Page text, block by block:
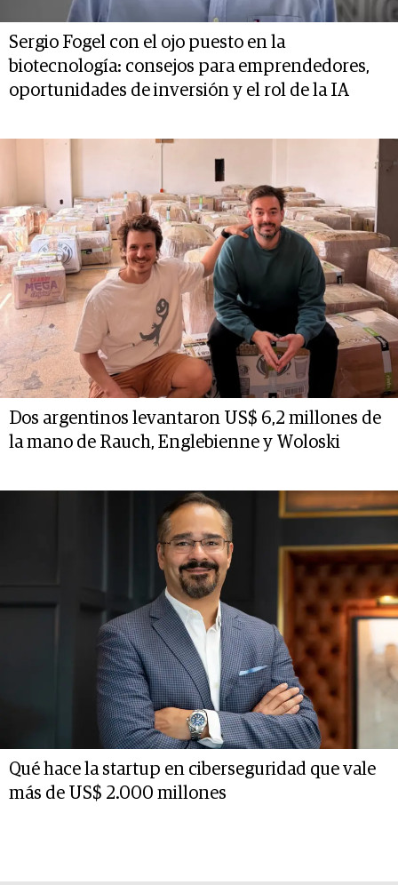
Sergio Fogel con el ojo puesto en la
biotecnología: consejos para emprendedores,
oportunidades de inversión y el rol de la IA
Dos argentinos levantaron US$ 6,2 millones de
la mano de Rauch, Englebienne y Woloski
Qué hace la startup en ciberseguridad que vale
más de US$ 2.000 millones